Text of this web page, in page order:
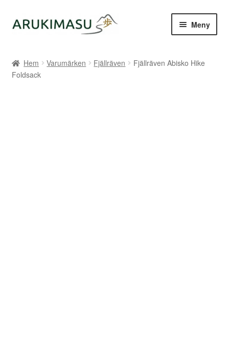
Hoppa
till
Hoppa
till
Meny
Kontakt
Hem Varumärken Fjällräven
Fjällräven Abisko Hike
Foldsack